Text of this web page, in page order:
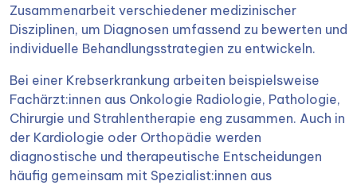
Zusammenarbeit verschiedener medizinischer
Disziplinen, um Diagnosen umfassend zu bewerten und
individuelle Behandlungsstrategien zu entwickeln.
Bei einer Krebserkrankung arbeiten beispielsweise
Fachärzt:innen aus Onkologie Radiologie, Pathologie,
Chirurgie und Strahlentherapie eng zusammen. Auch in
der Kardiologie oder Orthopädie werden
diagnostische und therapeutische Entscheidungen
häufig gemeinsam mit Spezialist:innen aus